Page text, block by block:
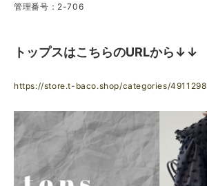
管理番号：2-706
トップスはこちらのURLから↓↓
https://store.t-baco.shop/categories/4911298